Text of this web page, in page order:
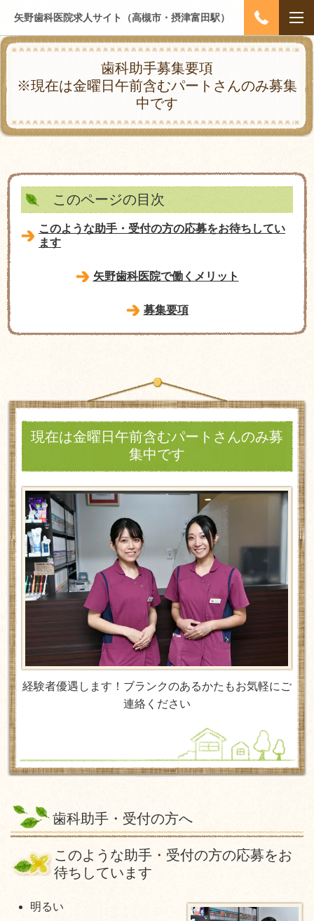
矢野歯科医院求人サイト（高槻市・摂津富田駅）
歯科助手募集要項
※現在は金曜日午前含むパートさんのみ募集
中です
このページの目次
このような助手・受付の方の応募をお待ちしてい
ます
矢野歯科医院で働くメリット
募集要項
現在は金曜日午前含むパートさんのみ募
集中です
経験者優遇します！ブランクのあるかたもお気軽にご
連絡ください
歯科助手・受付の方へ
このような助手・受付の方の応募をお
待ちしています
明るい